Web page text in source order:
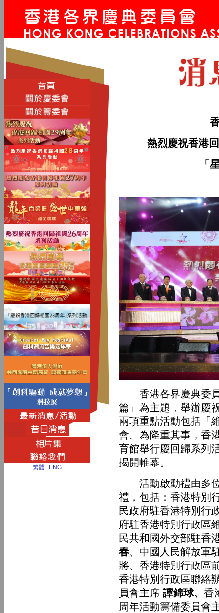
繁體 ENG
熱烈慶祝香港
「
香港各界慶典委員
篇」為主題，舉辦慶
兩項重點活動包括「
會。為隆重其事，香
育館舉行慶回歸系列
揭開帷幕。
活動啟動禮由多位
禮，包括：香港特別
民政府駐香港特別行
府駐香港特別行政區
民共和國外交部駐香
春、中國人民解放軍
將、香港特別行政區
香港特別行政區聯絡
員會主席 譚錦球、 香
周年活動籌備委員會